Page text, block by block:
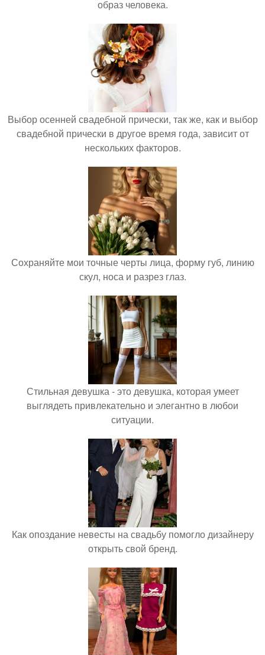
образ человека.
Выбор осенней свадебной прически, так же, как и выбор
свадебной прически в другое время года, зависит от
нескольких факторов.
Сохраняйте мои точные черты лица, форму губ, линию
скул, носа и разрез глаз.
Стильная девушка - это девушка, которая умеет
выглядеть привлекательно и элегантно в любои
ситуации.
Как опоздание невесты на свадьбу помогло дизайнеру
открыть свой бренд.